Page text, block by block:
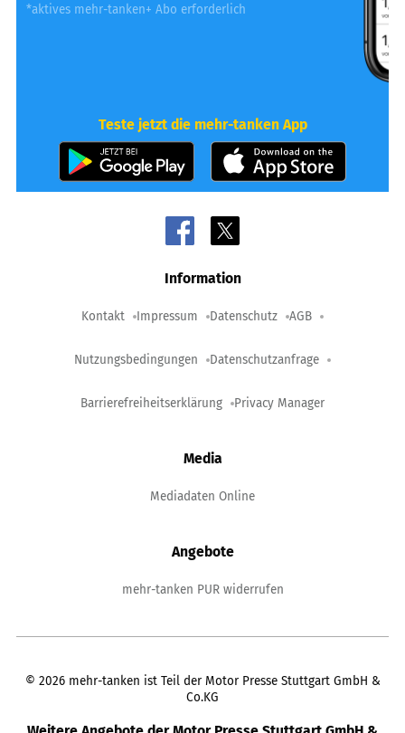
*aktives mehr-tanken+ Abo erforderlich
Teste jetzt die mehr-tanken App
Information
Kontakt Impressum Datenschutz AGB
Nutzungsbedingungen Datenschutzanfrage
Barrierefreiheitserklärung Privacy Manager
Media
Mediadaten Online
Angebote
mehr-tanken PUR widerrufen
© 2026 mehr-tanken ist Teil der Motor Presse Stuttgart GmbH &
Co.KG